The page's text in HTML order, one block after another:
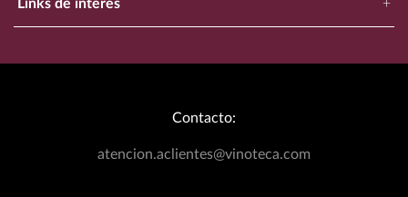
Facturación clientes tienda física
Links de interés +
T&C Dinámica Fútbol
Contacto:
atencion.aclientes@vinoteca.com